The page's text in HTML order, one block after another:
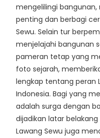
mengelilingi
penting dan berbagi
Sewu. Selain tur
menjelajahi bangunan
pameran tetap yang
foto sejarah,
lengkap tentang peran
Indonesia. Bagi yang
adalah surga dengan
dijadikan latar
Lawang Sewu juga